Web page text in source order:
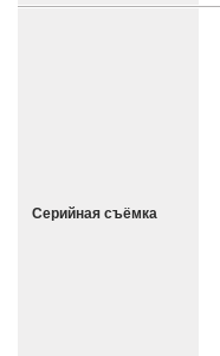
Серийная съёмка